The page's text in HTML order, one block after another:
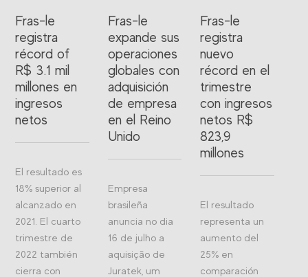
Fras-le
registra
récord of
R$ 3.1 mil
millones en
ingresos
netos
El resultado es
18% superior al
alcanzado en
2021. El cuarto
trimestre de
2022 también
cierra con
Fras-le
expande sus
operaciones
globales con
adquisición
de empresa
en el Reino
Unido
Empresa
brasileña
anuncia no dia
16 de julho a
aquisição de
Juratek, um
Fras-le
registra
nuevo
récord en el
trimestre
con ingresos
netos R$
823,9
millones
El resultado
representa un
aumento del
25% en
comparación